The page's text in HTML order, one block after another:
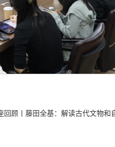
回顾丨藤田全基：解读古代文物